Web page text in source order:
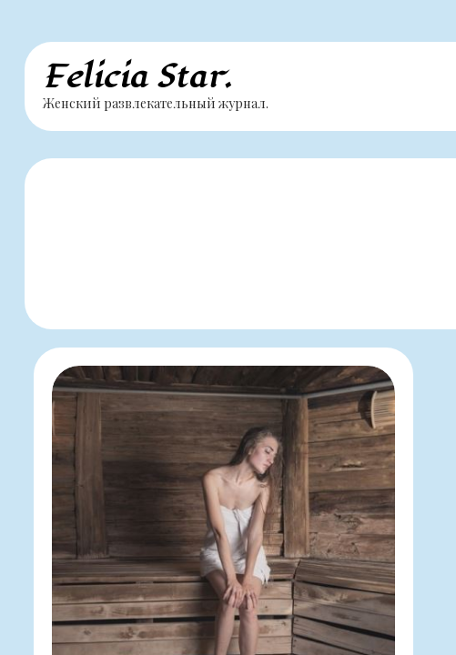
Перейти
содержимому
Felicia Star.
Женский развлекательный журнал.